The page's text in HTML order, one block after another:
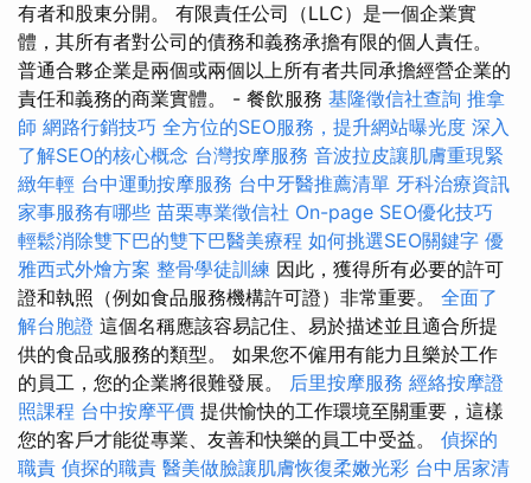
有者和股東分開。 有限責任公司（LLC）是一個企業實
體，其所有者對公司的債務和義務承擔有限的個人責任。
普通合夥企業是兩個或兩個以上所有者共同承擔經營企業的
責任和義務的商業實體。 - 餐飲服務 基隆徵信社查詢 推拿
師 網路行銷技巧 全方位的SEO服務，提升網站曝光度 深入
了解SEO的核心概念 台灣按摩服務 音波拉皮讓肌膚重現緊
緻年輕 台中運動按摩服務 台中牙醫推薦清單 牙科治療資訊
家事服務有哪些 苗栗專業徵信社 On-page SEO優化技巧
輕鬆消除雙下巴的雙下巴醫美療程 如何挑選SEO關鍵字 優
雅西式外燴方案 整骨學徒訓練 因此，獲得所有必要的許可
證和執照（例如食品服務機構許可證）非常重要。 全面了
解台胞證 這個名稱應該容易記住、易於描述並且適合所提
供的食品或服務的類型。 如果您不僱用有能力且樂於工作
的員工，您的企業將很難發展。 后里按摩服務 經絡按摩證
照課程 台中按摩平價 提供愉快的工作環境至關重要，這樣
您的客戶才能從專業、友善和快樂的員工中受益。 偵探的
職責 偵探的職責 醫美做臉讓肌膚恢復柔嫩光彩 台中居家清